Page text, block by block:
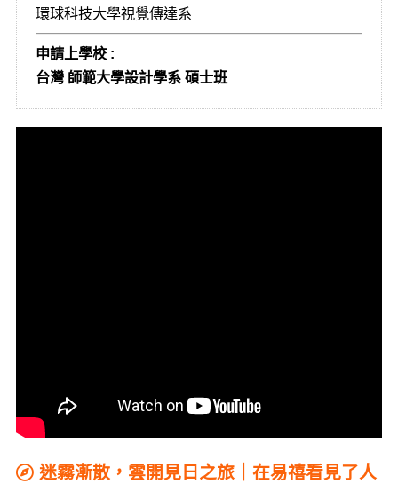
環球科技大學視覺傳達系
申請上學校 :
台灣 師範大學設計學系 碩士班
迷霧漸散，雲開見日之旅｜在易禧看見了人